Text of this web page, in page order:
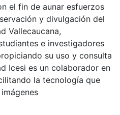
el fin de aunar esfuerzos
y divulgación del
Vallecaucana,
e investigadores
su uso y consulta
Icesi es un colaborador en
la tecnología que